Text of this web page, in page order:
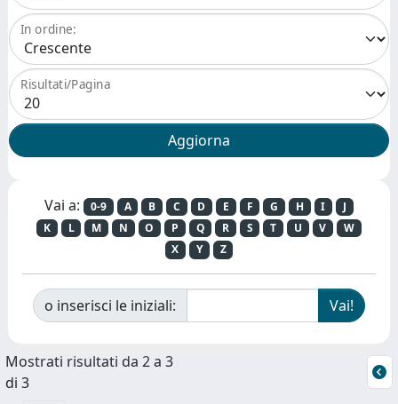
In ordine:
Risultati/Pagina
Vai a: 0-9 A B C D E F G H I
J
K
L M N O P Q R S T U V
W
X
Y Z
o inserisci le iniziali:
Mostrati risultati da 2 a 3
di 3